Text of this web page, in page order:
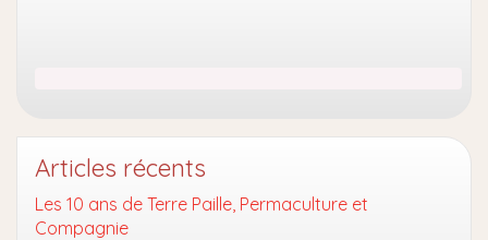
Articles récents
Les 10 ans de Terre Paille, Permaculture et
Compagnie